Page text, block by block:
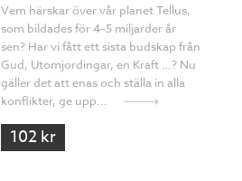
Vem härskar över vår planet Tellus,
som bildades för 4–5 miljarder år
sen? Har vi fått ett sista budskap från
Gud, Utomjordingar, en Kraft …? Nu
gäller det att enas och ställa in alla
konflikter, ge upp...
102 kr